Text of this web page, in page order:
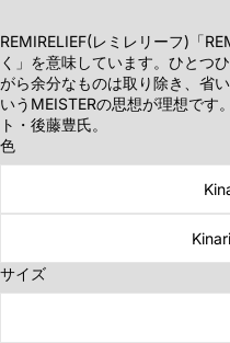
REMIRELIEF(レミレリーフ)「
く」を意味しています。ひとつ
がら余分なものは取り除き、省
いうMEISTERの思想が理想です
ト・後藤豊氏。
色
サイズ